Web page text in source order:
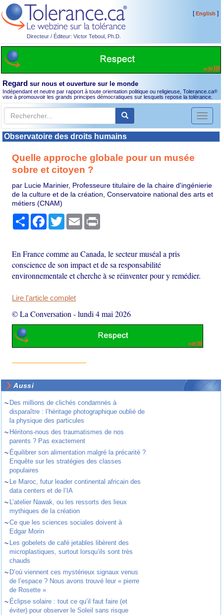
Directeur / Éditeur: Victor Teboul, Ph.D.
[English ]
Regard sur nous et ouverture sur le monde
Indépendant et neutre par rapport à toute orientation politique ou religieuse, Tolerance.ca®
vise à promouvoir les grands principes démocratiques sur lesquels repose la tolérance.
Toggle
Observatoire des droits humains
Quelle approche globale pour un musée
sobre et citoyen ?
par Lucie Marinier, Professeure titulaire de la chaire d'ingénierie
de la culture et de la création, Conservatoire national des arts et
métiers (CNAM)
PartagerFacebook
TwitterEmail
En France comme au Canada, le secteur muséal a pris
conscience de son impact et de sa responsabilité
environnementale et cherche à se réinventer pour y remédier.
Lire l'article complet
© La Conversation -lundi 4 mai 2026
Aussi
~ Des millions de clichés condamnés à
disparaître : l’héritage photographique oublié de
la physique des particules
~ Héritons-nous des traumatismes de nos
parents ? Pas exactement
~ Équilibrer son alimentation malgré la précarité ?
Enquête sur les stratégies des classes
populaires
~ Le Maroc, futur leader continental africain des
data centers et de l’IA
~ L’atelier Nawak, ou les ressorts des lieux
mythiques de la création
~Ce que les sciences sociales doivent à
Edgar Morin
~ Les gobelets de café jetables libèrent des
microplastiques, surtout lorsqu’ils sont très
chauds
~ D’où viennent ces mystérieux signaux venus
de l’espace ? Nous avons trouvé leur « pierre
de Rosette »
~ Éclipse solaire : tout ce qu’il faut faire (et
éviter) pour observer le Soleil sans risque